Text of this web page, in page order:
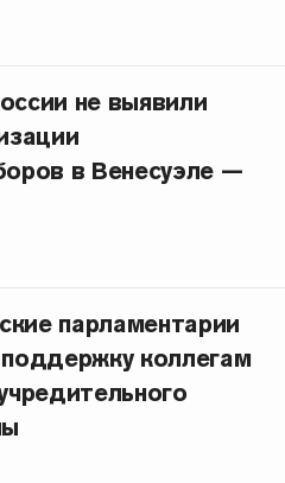
не выявили
в Венесуэле —
парламентарии
коллегам